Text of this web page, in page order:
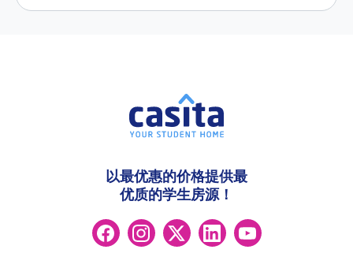
以最优惠的价格提供最
优质的学生房源！